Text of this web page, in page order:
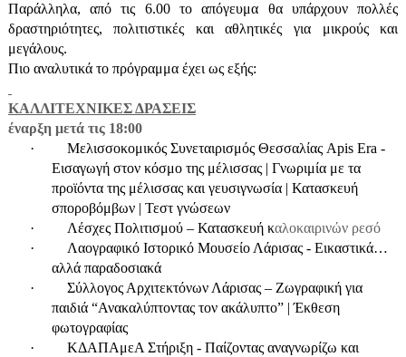
Παράλληλα, από τις 6.00 το απόγευμα θα υπάρχουν πολλές
δραστηριότητες, πολιτιστικές και αθλητικές για μικρούς και
μεγάλους.
Πιο αναλυτικά το πρόγραμμα έχει ως εξής:
ΚΑΛΛΙΤΕΧΝΙΚΕΣ ΔΡΑΣΕΙΣ
έναρξη μετά τις 18:00
·
Μελισσοκομικός Συνεταιρισμός Θεσσαλίας Apis Era -
Εισαγωγή στον κόσμο της μέλισσας | Γνωριμία με τα
προϊόντα της μέλισσας και γευσιγνωσία | Κατασκευή
σποροβόμβων | Τεστ γνώσεων
·
Λέσχες Πολιτισμού – Κατασκευή καλοκαιρινών ρεσό
·
Λαογραφικό Ιστορικό Μουσείο Λάρισας - Εικαστικά…
αλλά παραδοσιακά
·
Σύλλογος Αρχιτεκτόνων Λάρισας – Ζωγραφική για
παιδιά “Ανακαλύπτοντας τον ακάλυπτο” | Έκθεση
φωτογραφίας
·
ΚΔΑΠΑμεΑ Στήριξη - Παίζοντας αναγνωρίζω και